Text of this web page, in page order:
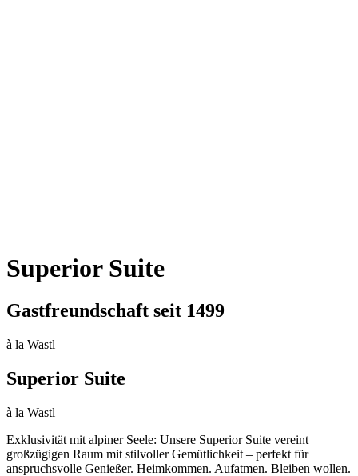
Superior Suite
Gastfreundschaft seit 1499
à la Wastl
Superior Suite
à la Wastl
Exklusivität mit alpiner Seele: Unsere Superior Suite vereint
großzügigen Raum mit stilvoller Gemütlichkeit – perfekt für
anspruchsvolle Genießer. Heimkommen. Aufatmen. Bleiben wollen.